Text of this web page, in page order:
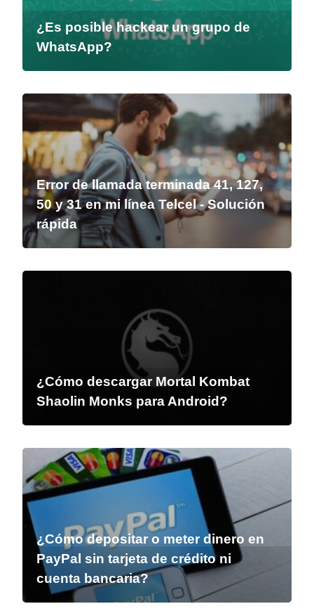
¿Es posible hackear un grupo de
WhatsApp?
Error de llamada terminada 41, 127,
50 y 31 en mi línea Telcel - Solución
rápida
¿Cómo descargar Mortal Kombat
Shaolin Monks para Android?
¿Cómo depositar o meter dinero en
PayPal sin tarjeta de crédito ni
cuenta bancaria?